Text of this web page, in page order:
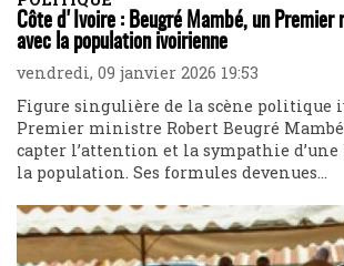
Côte d'Ivoire : Beugré Mambé, un Premier
avec la population ivoirienne
vendredi, 09 janvier 2026 19:53
Figure singulière de la scène politique
Premier ministre Robert Beugré
capter l’attention et la sympathie
la population. Ses formules devenues...